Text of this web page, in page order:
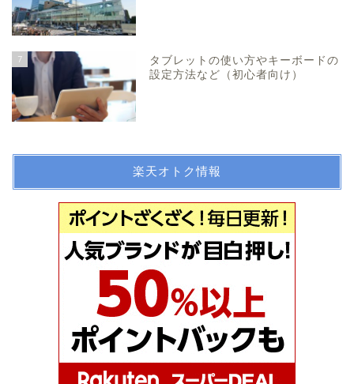
7
タブレットの使い方やキーボードの
設定方法など（初心者向け）
楽天オトク情報